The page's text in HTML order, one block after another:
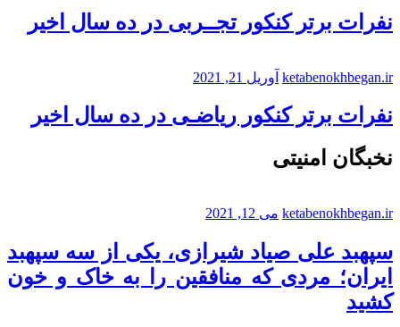
نفرات برتر کنکور تجــربی در ده سال اخیر
ketabenokhbegan.ir آوریل 21, 2021
نفرات برتر کنکور ریاضـی در ده سال اخیر
نخبگان امنیتی
ketabenokhbegan.ir می 12, 2021
سپهبد علی صیاد شیرازی، یکی از سه سپهبد
ایران؛ مردی که منافقین را به خاک و خون
کشید